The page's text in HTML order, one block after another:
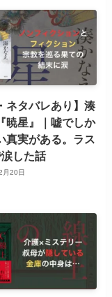
ネタバレあり】湊
暁星』｜嘘でしか
真実がある。ラス
涙した話
月20日